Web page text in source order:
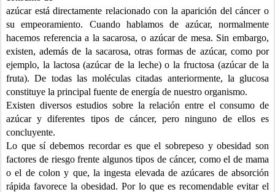
azúcar está directamente relacionado con la aparición del cáncer o
su empeoramiento. Cuando hablamos de azúcar, normalmente
hacemos referencia a la sacarosa, o azúcar de mesa. Sin embargo,
existen, además de la sacarosa, otras formas de azúcar, como por
ejemplo, la lactosa (azúcar de la leche) o la fructosa (azúcar de la
fruta). De todas las moléculas citadas anteriormente, la glucosa
constituye la principal fuente de energía de nuestro organismo.
Existen diversos estudios sobre la relación entre el consumo de
azúcar y diferentes tipos de cáncer, pero ninguno de ellos es
concluyente.
Lo que sí debemos recordar es que el sobrepeso y obesidad son
factores de riesgo frente algunos tipos de cáncer, como el de mama
o el de colon y que, la ingesta elevada de azúcares de absorción
rápida favorece la obesidad. Por lo que es recomendable evitar el